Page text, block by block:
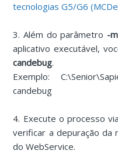
tecnologias G5/G6
3. Além do parâmetro -
aplicativo executável,
candebug.
Exemplo:
candebug
4. Execute o processo
verificar a depuração da
do WebService.